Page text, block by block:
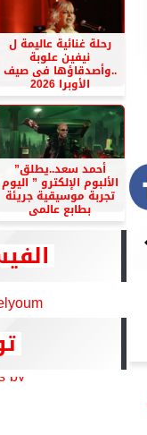
رحلة غنائية عاليمة ل
نيفين علوبة
..وأصدقاؤها فى صيف
الأوبرا 2026
أحمد سعد..يطلق”
الألبوم الإلكترو ” اليوم
تجربة موسيقية جريئة
بطابع عالمى
by